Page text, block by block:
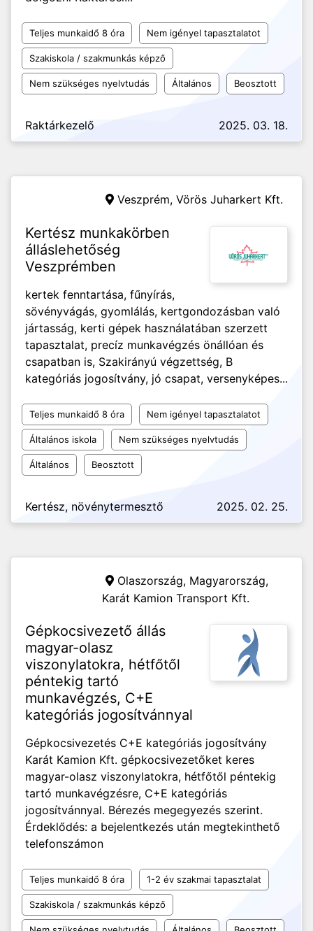
Teljes munkaidő 8 óra Nem igényel tapasztalatot
Szakiskola / szakmunkás képző
Nem szükséges nyelvtudás Általános Beosztott
Raktárkezelő 2025. 03. 18.
Veszprém, Vörös Juharkert Kft.
Kertész munkakörben
álláslehetőség
Veszprémben
kertek fenntartása, fűnyírás,
sövényvágás, gyomlálás, kertgondozásban való
jártasság, kerti gépek használatában szerzett
tapasztalat, precíz munkavégzés önállóan és
csapatban is, Szakirányú végzettség, B
kategóriás jogosítvány, jó csapat, versenyképes...
Teljes munkaidő 8 óra Nem igényel tapasztalatot
Általános iskola Nem szükséges nyelvtudás
Általános Beosztott
Kertész, növénytermesztő 2025. 02. 25.
Olaszország, Magyarország,
Karát Kamion Transport Kft.
Gépkocsivezető állás
magyar-olasz
viszonylatokra, hétfőtől
péntekig tartó
munkavégzés, C+E
kategóriás jogosítvánnyal
Gépkocsivezetés C+E kategóriás jogosítvány
Karát Kamion Kft. gépkocsivezetőket keres
magyar-olasz viszonylatokra, hétfőtől péntekig
tartó munkavégzésre, C+E kategóriás
jogosítvánnyal. Bérezés megegyezés szerint.
Érdeklődés: a bejelentkezés után megtekinthető
telefonszámon
Teljes munkaidő 8 óra 1-2 év szakmai tapasztalat
Szakiskola / szakmunkás képző